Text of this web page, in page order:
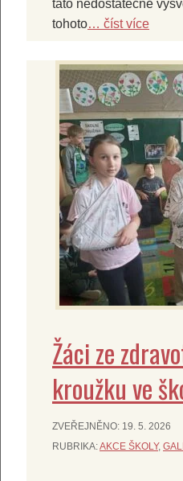
tato nedostatečně
tohoto… číst více
Žáci ze
kroužku ve
ZVEŘEJNĚNO: 19. 5. 2026
RUBRIKA:AKCE ŠKOLY,